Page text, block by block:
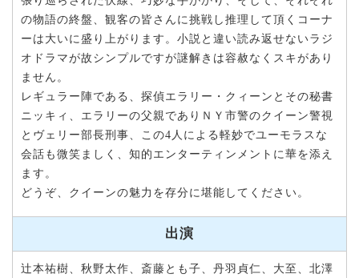
の物語の終盤、観客の皆さんに挑戦し推理して頂くコーナ
ーは大いに盛り上がります。小説と違い読み返せないラジ
オドラマが故シンプルですが謎解きは容赦なくスキがあり
ません。
レギュラー陣である、探偵エラリー・クィーンとその秘書
ニッキィ、エラリーの父親でありＮＹ市警のクイーン警視
とヴェリー部長刑事、この4人による軽妙でユーモラスな
会話も微笑ましく、知的エンターティンメントに華を添え
ます。
どうぞ、クイーンの魅力を存分に堪能してください。
出演
辻本祐樹、秋野太作、斎藤とも子、丹羽貞仁、大至、北澤